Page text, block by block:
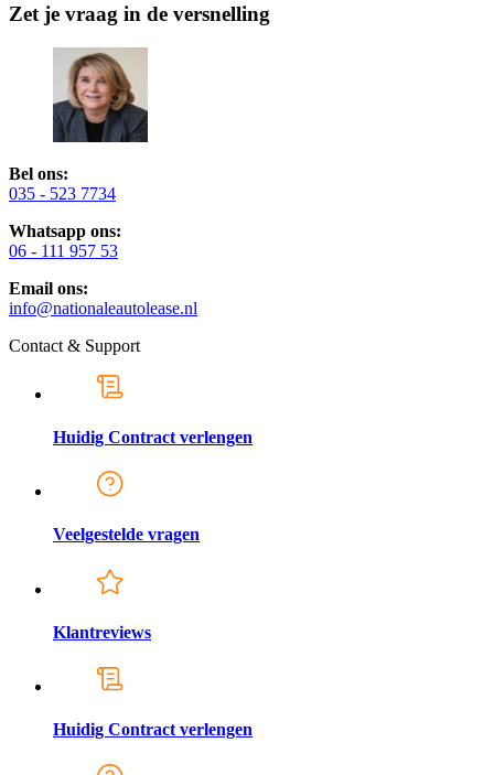
Zet je vraag in de versnelling
Bel ons:
035 - 523 7734
Whatsapp ons:
06 - 111 957 53
Email ons:
info@nationaleautolease.nl
Contact & Support
Huidig Contract verlengen
Veelgestelde vragen
Klantreviews
Huidig Contract verlengen